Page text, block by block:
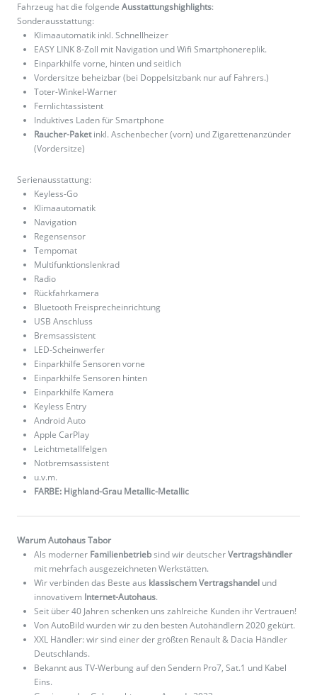
Fahrzeug hat die folgende Ausstattungshighlights:
Sonderausstattung:
Klimaautomatik inkl. Schnellheizer
EASY LINK 8-Zoll mit Navigation und Wifi Smartphonereplik.
Einparkhilfe vorne, hinten und seitlich
Vordersitze beheizbar (bei Doppelsitzbank nur auf Fahrers.)
Toter-Winkel-Warner
Fernlichtassistent
Induktives Laden für Smartphone
Raucher-Paketinkl. Aschenbecher (vorn) und Zigarettenanzünder
(Vordersitze)
Serienausstattung:
Keyless-Go
Klimaautomatik
Navigation
Regensensor
Tempomat
Multifunktionslenkrad
Radio
Rückfahrkamera
Bluetooth Freisprecheinrichtung
USB Anschluss
Bremsassistent
LED-Scheinwerfer
Einparkhilfe Sensoren vorne
Einparkhilfe Sensoren hinten
Einparkhilfe Kamera
Keyless Entry
Android Auto
Apple CarPlay
Leichtmetallfelgen
Notbremsassistent
u.v.m.
FARBE: Highland-Grau Metallic-Metallic
Warum Autohaus Tabor
Als moderner Familienbetriebsind wir deutscherVertragshändler
mit mehrfach ausgezeichneten Werkstätten.
Wir verbinden das Beste aus klassischem Vertragshandel und
innovativem Internet-Autohaus.
Seit über 40 Jahren schenken uns zahlreiche Kunden ihr Vertrauen!
Von AutoBild wurden wir zu den besten Autohändlern 2020 gekürt.
XXL Händler: wir sind einer der größten Renault & Dacia Händler
Deutschlands.
Bekannt aus TV-Werbung auf den Sendern Pro7, Sat.1 und Kabel
Eins.